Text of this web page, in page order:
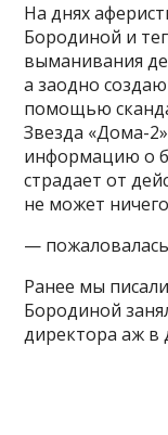
На днях
Бородиной и
выманивания
а заодно
помощью
Звезда «Дома-
информацию о
страдает от
не может
—
Ранее мы
Бородиной
директора аж в